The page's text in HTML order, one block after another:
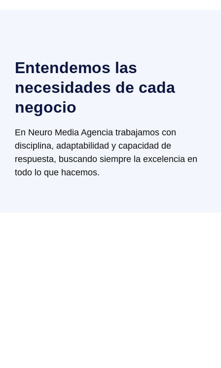
Entendemos las
necesidades de cada
negocio
En Neuro Media Agencia trabajamos con
disciplina, adaptabilidad y capacidad de
respuesta, buscando siempre la excelencia en
todo lo que hacemos.